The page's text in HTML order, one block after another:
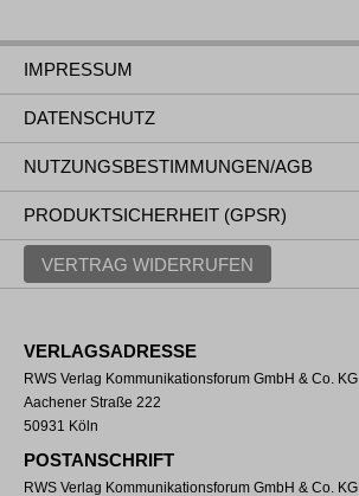
IMPRESSUM
DATENSCHUTZ
NUTZUNGSBESTIMMUNGEN/AGB
PRODUKTSICHERHEIT (GPSR)
VERTRAG WIDERRUFEN
VERLAGSADRESSE
RWS Verlag Kommunikationsforum GmbH & Co. KG
Aachener Straße 222
50931 Köln
POSTANSCHRIFT
RWS Verlag Kommunikationsforum GmbH & Co. KG